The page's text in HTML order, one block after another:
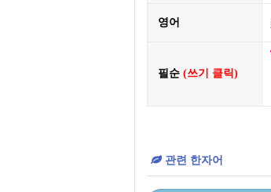
영어
필순 (쓰기 클릭)
관련 한자어